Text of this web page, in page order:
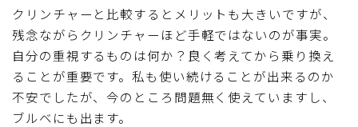
クリンチャーと比較するとメリットも大きいですが、
残念ながらクリンチャーほど手軽ではないのが事実。
自分の重視するものは何か？良く考えてから乗り換え
ることが重要です。私も使い続けることが出来るのか
不安でしたが、今のところ問題無く使えていますし、
ブルベにも出ます。